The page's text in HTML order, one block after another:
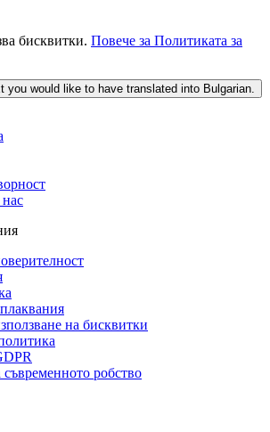
бисквитки. Повече за Политиката за
you would like to have translated into Bulgarian.
на бисквитки
съвременното робство